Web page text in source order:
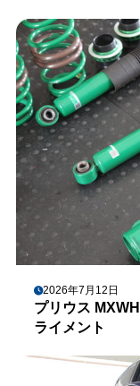
2026年7月12日
プリウス
ライメント